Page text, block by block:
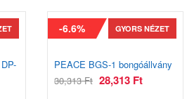
-6.6% GYORS NÉZET
PEACE BGS-1 bongóállvány
30,313Ft 28,313 Ft